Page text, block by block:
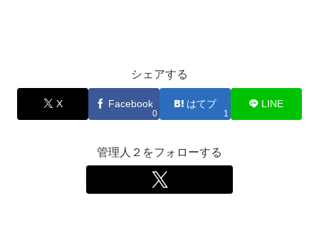
シェアする
X Facebook
0
はてブ
1
LINE
管理人２をフォローする